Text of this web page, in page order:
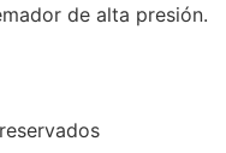
de alta presión.